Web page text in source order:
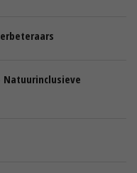
Natuurinclusieve